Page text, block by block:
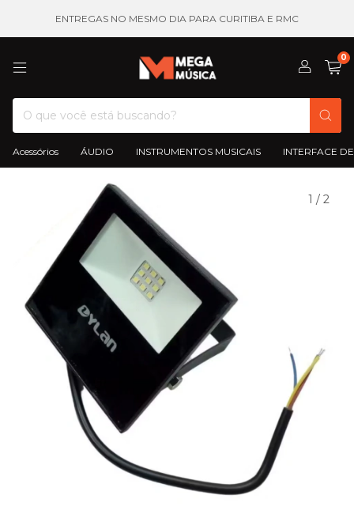
ENTREGAS NO MESMO DIA PARA CURITIBA E RMC
0
Acessórios ÁUDIO INSTRUMENTOS MUSICAIS INTERFACE
1 / 2